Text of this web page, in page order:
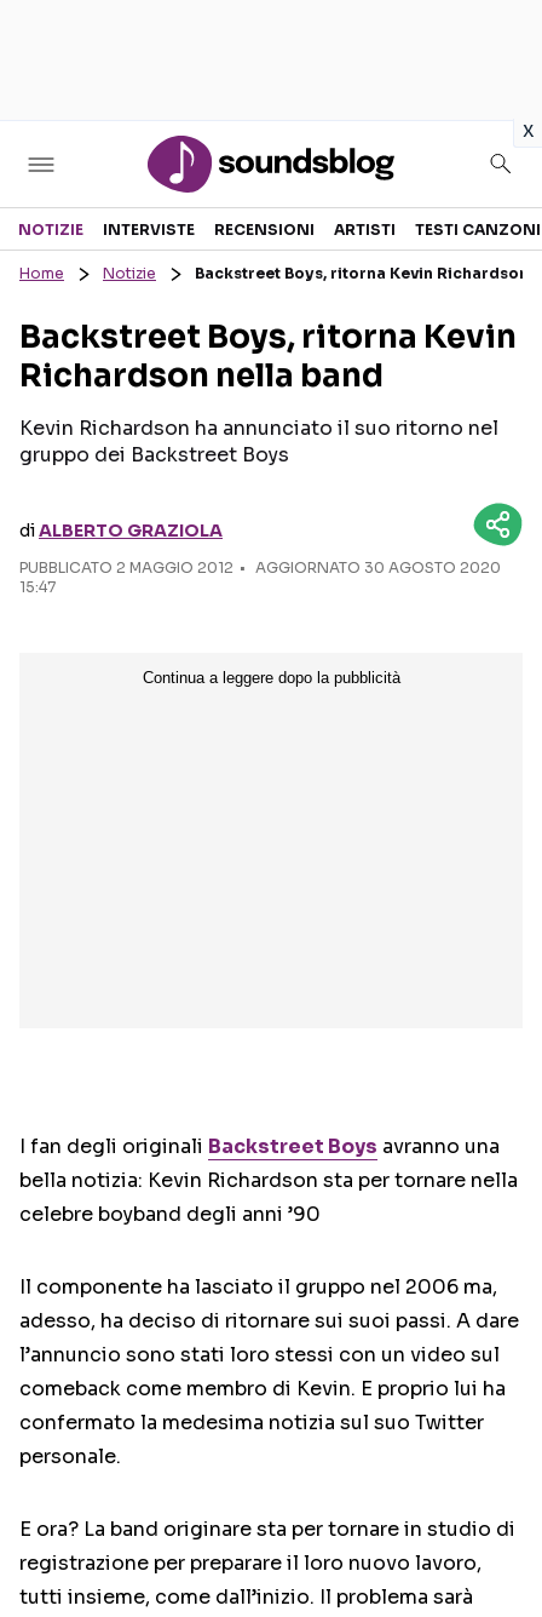
x
Sezioni
RECENSIONI MUSICALI
INTERVISTE
GOSSIP E CURIOSITÀ
TESTI CANZONI
TOUR ED EVENTI
TALENT SHOW
NOTIZIE INTERVISTE RECENSIONI ARTISTI TESTI CANZONI
Home Notizie Backstreet Boys, ritorna Kevin Richardson
Backstreet Boys, ritorna Kevin
Richardson nella band
Kevin Richardson ha annunciato il suo ritorno nel
gruppo dei Backstreet Boys
diALBERTO GRAZIOLA
PUBBLICATO 2 MAGGIO 2012
AGGIORNATO 30 AGOSTO 2020
15:47
I fan degli originali Backstreet Boys avranno una
bella notizia: Kevin Richardson sta per tornare nella
celebre boyband degli anni ’90
Il componente ha lasciato il gruppo nel 2006 ma,
adesso, ha deciso di ritornare sui suoi passi. A dare
l’annuncio sono stati loro stessi con un video sul
comeback come membro di Kevin. E proprio lui ha
confermato la medesima notizia sul suo Twitter
personale.
E ora? La band originare sta per tornare in studio di
registrazione per preparare il loro nuovo lavoro,
tutti insieme, come dall’inizio. Il problema sarà